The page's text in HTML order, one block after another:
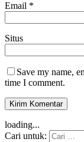
Email *
Situs
Save my name,
time I comment.
loading...
Cari untuk: